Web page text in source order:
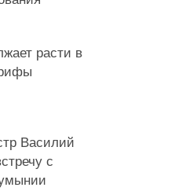
расти в
Василий
с